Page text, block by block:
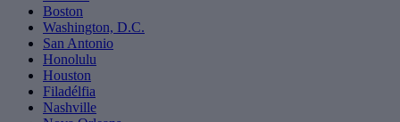
Boston
Washington, D.C.
San Antonio
Honolulu
Houston
Filadélfia
Nashville